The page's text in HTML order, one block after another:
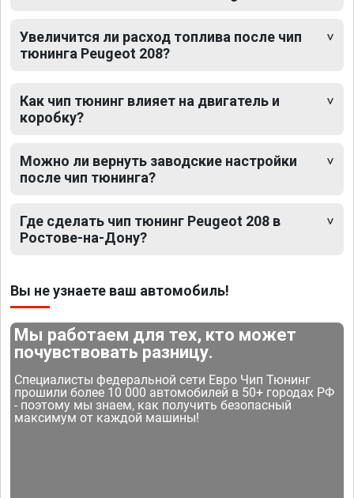
Увеличится ли расход топлива после чип
тюнинга Peugeot 208?
Как чип тюнинг влияет на двигатель и
коробку?
Можно ли вернуть заводские настройки
после чип тюнинга?
Где сделать чип тюнинг Peugeot 208 в
Ростове-на-Дону?
Вы не узнаете ваш автомобиль!
Мы работаем для тех, кто может
почувствовать разницу.
Специалисты федеральной сети Евро Чип Тюнинг
прошили более 10 000 автомобилей в 50+ городах РФ
- поэтому мы знаем, как получить безопасный
максимум от каждой машины!